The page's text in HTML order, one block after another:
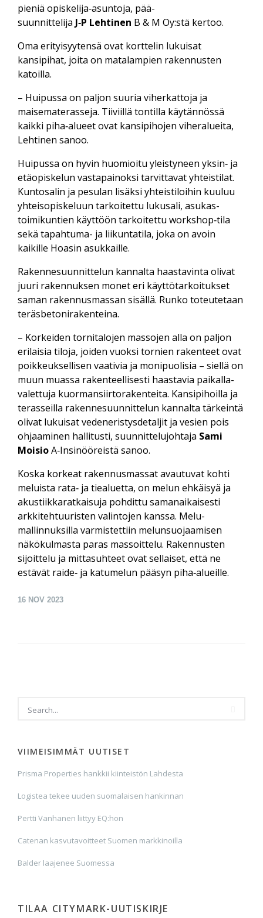
pieniä opiskelija‑asuntoja, pää­
suunnittelija J‑P Lehtinen B & M Oy:stä kertoo.
Oma erityisyytensä ovat korttelin lukuisat
kansipihat, joita on matalampien rakennusten
katoilla.
– Huipussa on paljon suuria viher­kattoja ja
maisema­terasseja. Tiiviillä tontilla käytännössä
kaikki piha‑alueet ovat kansi­pihojen viher­alueita,
Lehtinen sanoo.
Huipussa on hyvin huomioitu yleistyneen yksin‑ ja
etä­opiskelun vasta­painoksi tarvittavat yhteis­tilat.
Kunto­salin ja pesulan lisäksi yhteis­tiloihin kuuluu
yhteis­opiskeluun tarkoitettu luku­sali, asukas­
toimikuntien käyttöön tarkoitettu workshop‑tila
sekä tapahtuma- ja liikunta­tila, joka on avoin
kaikille Hoasin asukkaille.
Rakennesuunnittelun kannalta haastavinta olivat
juuri rakennuksen monet eri käyttö­tarkoitukset
saman rakennus­massan sisällä. Runko toteutetaan
teräsbetonirakenteina.
– Korkeiden tornitalojen massojen alla on paljon
erilaisia tiloja, joiden vuoksi tornien rakenteet ovat
poikkeuksellisen vaativia ja moni­puolisia – siellä on
muun muassa rakenteellisesti haastavia paikalla­
valettuja kuorman­siirto­rakenteita. Kansi­pihoilla ja
terasseilla rakenne­suunnittelun kannalta tärkeintä
olivat lukuisat vedeneristys­detaljit ja vesien pois
ohjaaminen hallitusti, suunnittelu­johtaja Sami
MoisioA‑Insinööreistä sanoo.
Koska korkeat rakennus­massat avautuvat kohti
meluista rata‑ ja tie­aluetta, on melun ehkäisyä ja
akustiikka­ratkaisuja pohdittu saman­aikaisesti
arkki­tehtuuristen valintojen kanssa. Melu­
mallinnuksilla varmistettiin melun­suojaamisen
näkö­kulmasta paras massoittelu. Rakennusten
sijoittelu ja mitta­suhteet ovat sellaiset, että ne
estävät raide‑ ja katu­melun pääsyn piha‑alueille.
16 NOV 2023
VIIMEISIMMÄT UUTISET
Prisma Properties hankkii kiinteistön Lahdesta
Logistea tekee uuden suomalaisen hankinnan
Pertti Vanhanen liittyy EQ:hon
Catenan kasvutavoitteet Suomen markkinoilla
Balder laajenee Suomessa
TILAA CITYMARK-UUTISKIRJE